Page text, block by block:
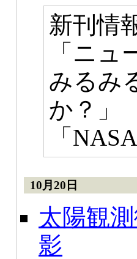
新刊情
「ニ
みるみ
か？」
「
10月20日
太陽観
影